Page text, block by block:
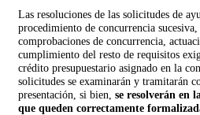
Las resoluciones de las solicitudes de
procedimiento de concurrencia
comprobaciones de concurrencia,
cumplimiento del resto de requisitos
crédito presupuestario asignado en la
solicitudes se examinarán y tramitarán
presentación, si bien, se resolverán en
que queden correctamente